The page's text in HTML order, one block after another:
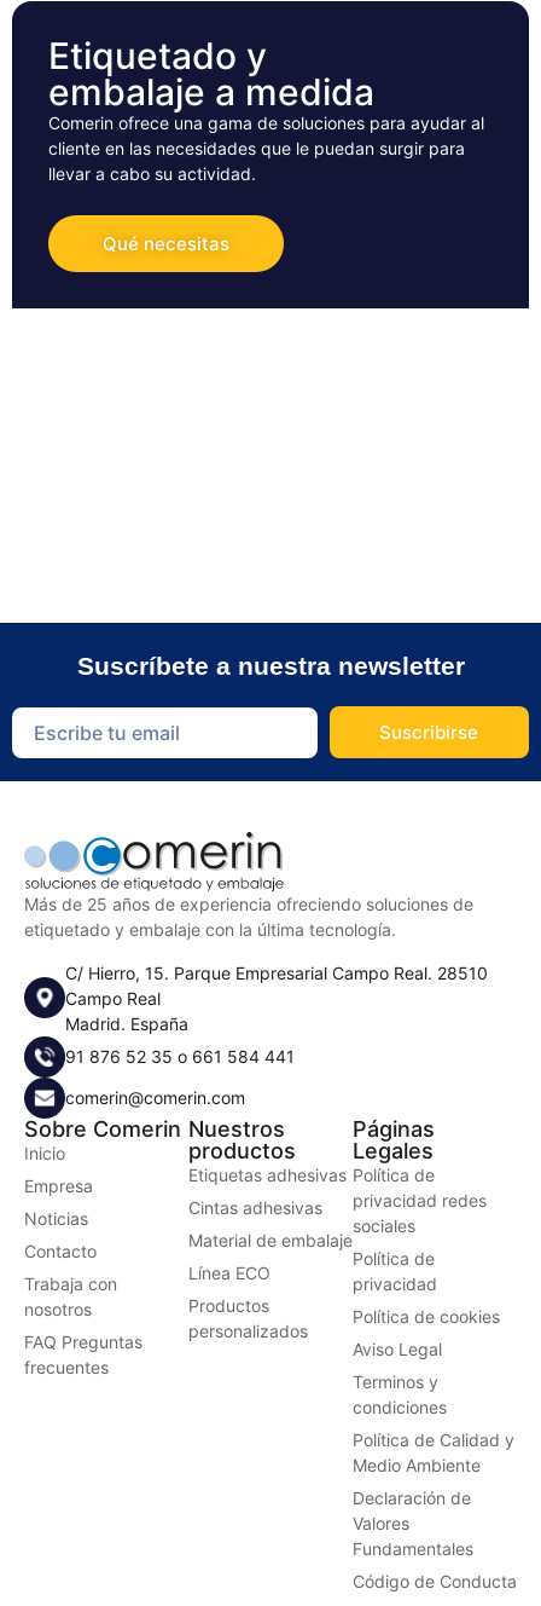
Etiquetado y
embalaje a medida
Comerin ofrece una gama de soluciones para ayudar al
cliente en las necesidades que le puedan surgir para
llevar a cabo su actividad.
Qué necesitas
Suscríbete a nuestra newsletter
Suscribirse
Más de 25 años de experiencia ofreciendo soluciones de
etiquetado y embalaje con la última tecnología.
C/ Hierro, 15. Parque Empresarial Campo Real. 28510
Campo Real
Madrid. España
91 876 52 35 o 661 584 441
comerin@comerin.com
Sobre Comerin
Inicio
Empresa
Noticias
Contacto
Trabaja con
nosotros
FAQ Preguntas
frecuentes
Nuestros
productos
Etiquetas adhesivas
Cintas adhesivas
Material de embalaje
Línea ECO
Productos
personalizados
Páginas
Legales
Política de
privacidad redes
sociales
Política de
privacidad
Política de cookies
Aviso Legal
Terminos y
condiciones
Política de Calidad y
Medio Ambiente
Declaración de
Valores
Fundamentales
Código de Conducta